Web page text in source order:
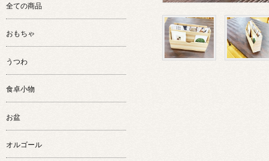
全ての商品
おもちゃ
うつわ
食卓小物
お盆
オルゴール